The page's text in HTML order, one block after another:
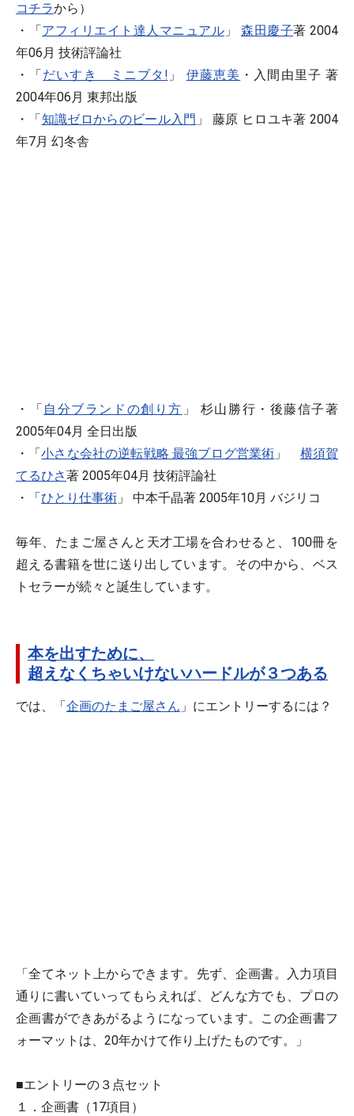
コチラから）
・「アフィリエイト達人マニュアル 」 森田慶子著 2004
年06月 技術評論社
・「だいすき ミニブタ! 」 伊藤恵美 ・入間由里子 著
2004年06月 東邦出版
・「知識ゼロからのビール入門 」 藤原 ヒロユキ著 2004
年7月 幻冬舎
・「 自分ブランドの創り方 」 杉山勝行・後藤信子著
2005年04月 全日出版
・「小さな会社の逆転戦略 最強ブログ営業術 」 横須賀
てるひさ著 2005年04月 技術評論社
・「ひとり仕事術 」 中本千晶著 2005年10月 バジリコ
毎年、たまご屋さんと天才工場を合わせると、100冊を
超える書籍を世に送り出しています。その中から、ベス
トセラーが続々と誕生しています。
本を出すために、
超えなくちゃいけないハードルが３つある
では、「企画のたまご屋さん 」にエントリーするには？
「全てネット上からできます。先ず、企画書。入力項目
通りに書いていってもらえれば、どんな方でも、プロの
企画書ができあがるようになっています。この企画書フ
ォーマットは、20年かけて作り上げたものです。」
■エントリーの３点セット
１．企画書（17項目）